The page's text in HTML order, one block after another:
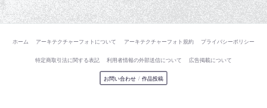
ホーム アーキテクチャーフォトについて アーキテクチャーフォト規約 プライバシーポリシー
特定商取引法に関する表記 利用者情報の外部送信について 広告掲載について
お問い合わせ / 作品投稿